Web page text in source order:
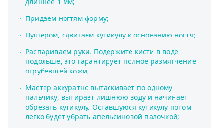
Придаем ногтям форму;
Пушером, сдвигаем кутикулу к основанию ногтя;
Распариваем руки. Подержите кисти в воде
подольше, это гарантирует полное размягчение
огрубевшей кожи;
Мастер аккуратно вытаскивает по одному
пальчику, вытирает лишнюю воду и начинает
обрезать кутикулу. Оставшуюся кутикулу потом
легко будет убрать апельсиновой палочкой;